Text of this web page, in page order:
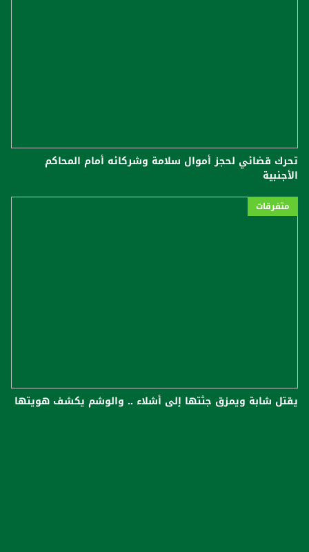
تحرك قضائي لحجز أموال سلامة وشركائه أمام المحاكم
الأجنبية
متفرقات
يقتل شابة ويمزق جثتها إلى أشلاء .. والوشم يكشف هويتها